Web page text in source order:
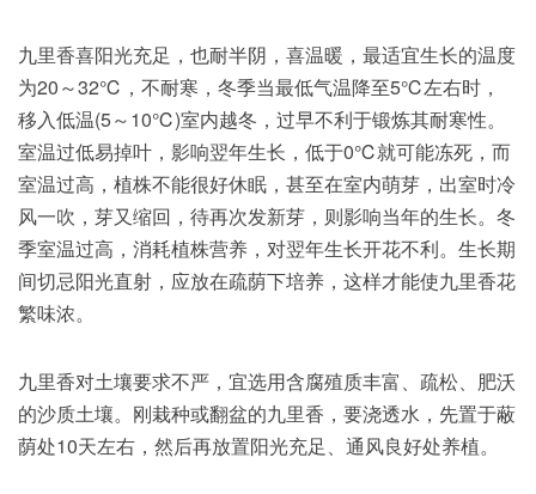
九里香喜阳光充足，也耐半阴，喜温暖，最适宜生长的温度
为20～32℃，不耐寒，冬季当最低气温降至5℃左右时，
移入低温(5～10℃)室内越冬，过早不利于锻炼其耐寒性。
室温过低易掉叶，影响翌年生长，低于0℃就可能冻死，而
室温过高，植株不能很好休眠，甚至在室内萌芽，出室时冷
风一吹，芽又缩回，待再次发新芽，则影响当年的生长。冬
季室温过高，消耗植株营养，对翌年生长开花不利。生长期
间切忌阳光直射，应放在疏荫下培养，这样才能使九里香花
繁味浓。
九里香对土壤要求不严，宜选用含腐殖质丰富、疏松、肥沃
的沙质土壤。刚栽种或翻盆的九里香，要浇透水，先置于蔽
荫处10天左右，然后再放置阳光充足、通风良好处养植。